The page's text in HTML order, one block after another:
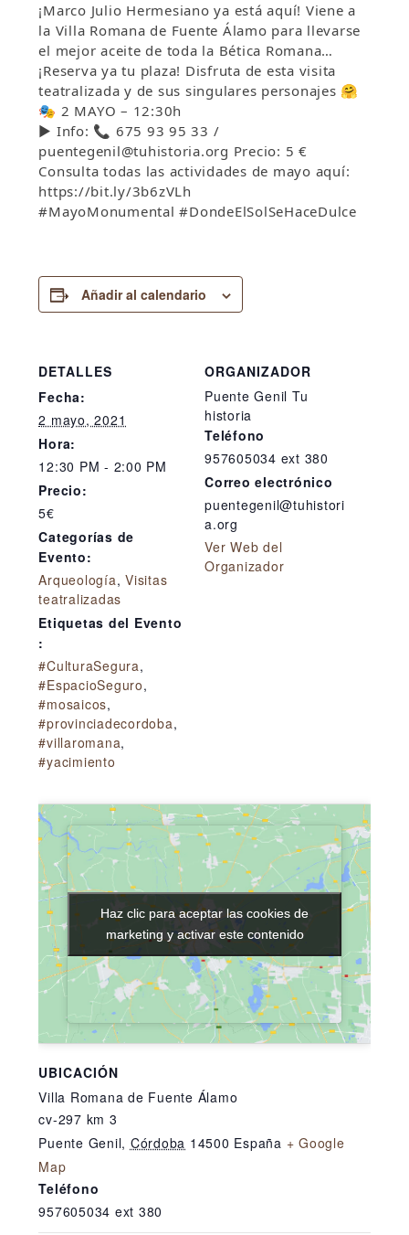
¡Marco Julio Hermesiano ya está aquí! Viene a
la Villa Romana de Fuente Álamo para llevarse
el mejor aceite de toda la Bética Romana…
¡Reserva ya tu plaza! Disfruta de esta visita
teatralizada y de sus singulares personajes 🤗
🎭 2 MAYO – 12:30h
▶ Info: 📞 675 93 95 33 /
puentegenil@tuhistoria.org Precio: 5 €
Consulta todas las actividades de mayo aquí:
https://bit.ly/3b6zVLh
#MayoMonumental #DondeElSolSeHaceDulce
Añadir al calendario
DETALLES
Fecha:
2 mayo, 2021
Hora:
12:30 PM - 2:00 PM
Precio:
5€
Categorías de
Evento:
Arqueología,Visitas
teatralizadas
Etiquetas del Evento
:
#CulturaSegura,
#EspacioSeguro,
#mosaicos,
#provinciadecordoba,
#villaromana,
#yacimiento
ORGANIZADOR
Puente Genil Tu
historia
Teléfono
957605034 ext 380
Correo electrónico
puentegenil@tuhistori
a.org
Ver Web del
Organizador
UBICACIÓN
Villa Romana de Fuente Álamo
cv-297 km 3
Puente Genil, Córdoba 14500 España + Google
Map
Teléfono
957605034 ext 380
Haz clic para aceptar las cookies de
marketing y activar este contenido
Haz clic para aceptar las cookies de
marketing y activar este contenido